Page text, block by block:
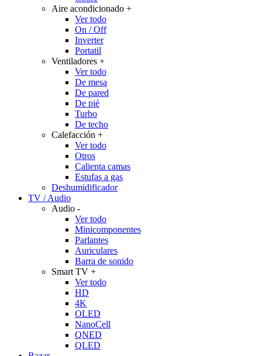
Aire acondicionado +
Ver todo
On / Off
Inverter
Portatil
Ventiladores +
Ver todo
De mesa
De pared
De pié
Turbo
De techo
Calefacción +
Ver todo
Otros
Calienta camas
Estufas a gas
Deshumidificador
TV / Audio
Audio -
Ver todo
Minicomponentes
Parlantes
Auriculares
Barra de sonido
Smart TV +
Ver todo
HD
4K
OLED
NanoCell
QNED
QLED